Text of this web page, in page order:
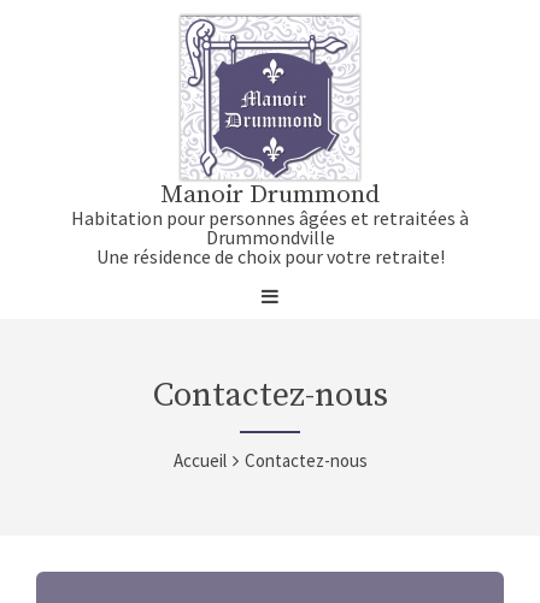
Manoir Drummond
Habitation pour personnes âgées et retraitées à
Drummondville
Une résidence de choix pour votre retraite!
Contactez-nous
Accueil Contactez-nous